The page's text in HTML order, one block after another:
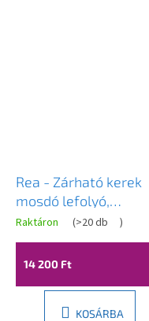
Rea - Zárható kerek
mosdó lefolyó,
ClickClack, univerzális,
fehér, REA-A2361
Raktáron (>20 db )
14 200 Ft
KOSÁRBA